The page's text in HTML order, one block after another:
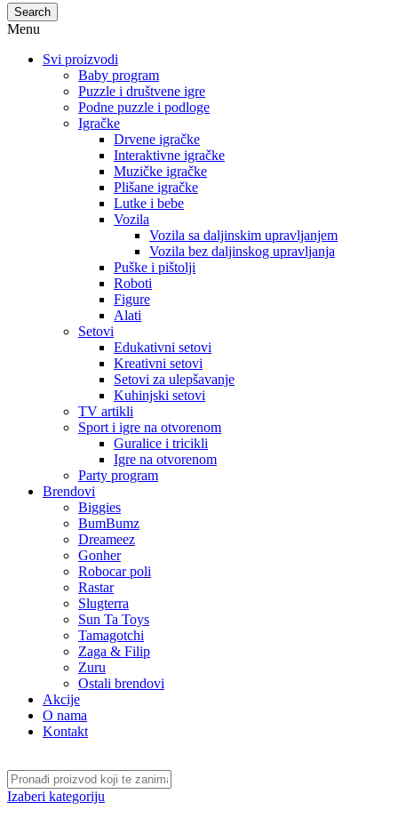
Search
Menu
Svi proizvodi
Baby program
Puzzle i društvene igre
Podne puzzle i podloge
Igračke
Drvene igračke
Interaktivne igračke
Muzičke igračke
Plišane igračke
Lutke i bebe
Vozila
Vozila sa daljinskim upravljanjem
Vozila bez daljinskog upravljanja
Puške i pištolji
Roboti
Figure
Alati
Setovi
Edukativni setovi
Kreativni setovi
Setovi za ulepšavanje
Kuhinjski setovi
TV artikli
Sport i igre na otvorenom
Guralice i tricikli
Igre na otvorenom
Party program
Brendovi
Biggies
BumBumz
Dreameez
Gonher
Robocar poli
Rastar
Slugterra
Sun Ta Toys
Tamagotchi
Zaga & Filip
Zuru
Ostali brendovi
Akcije
O nama
Kontakt
Izaberi kategoriju